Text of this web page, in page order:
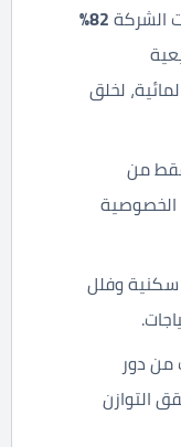
82%
لخلق
من
الخصوصية
وفلل
من دور
يحقق التوازن